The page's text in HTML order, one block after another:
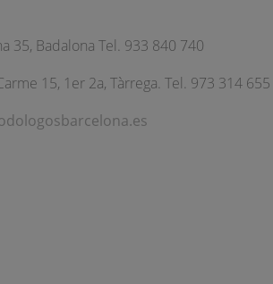
35, Badalona Tel. 933 840 740
15, 1er 2a, Tàrrega. Tel. 973 314 655